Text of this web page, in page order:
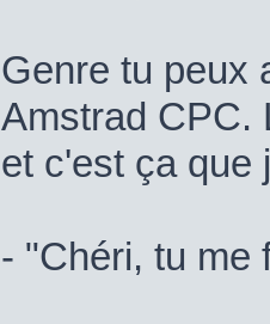
Genre tu peux
Amstrad CPC.
et c'est ça que
- "Chéri, tu me